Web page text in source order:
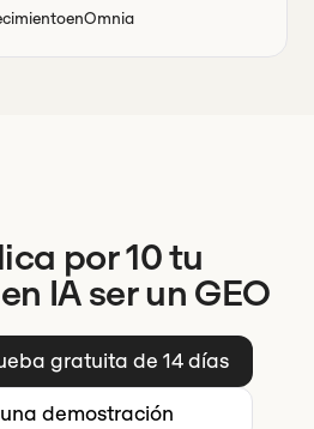
enOmnia
por 10 tu
IA ser un GEO
gratuita de 14 días
demostración